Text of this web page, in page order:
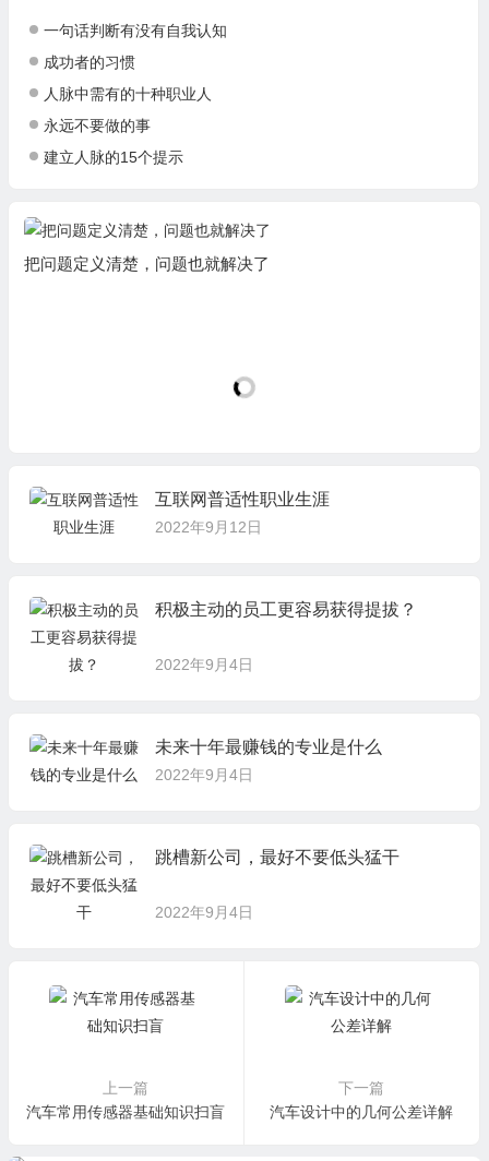
一句话判断有没有自我认知
成功者的习惯
人脉中需有的十种职业人
永远不要做的事
建立人脉的15个提示
把问题定义清楚，问题也就解决了
互联网普适性职业生涯
2022年9月12日
积极主动的员工更容易获得提拔？
2022年9月4日
未来十年最赚钱的专业是什么
2022年9月4日
跳槽新公司，最好不要低头猛干
2022年9月4日
上一篇
汽车常用传感器基础知识扫盲
下一篇
汽车设计中的几何公差详解